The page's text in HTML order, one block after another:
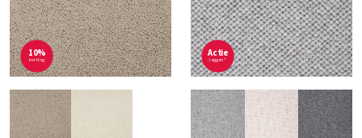
10%
korting
Actie
leggen*